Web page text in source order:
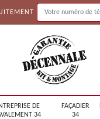
DE
34
FAÇADIER
34